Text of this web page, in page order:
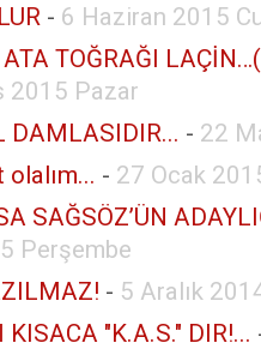
- 6 Haziran 2015
TOĞRAĞI
2015 Pazar
DAMLASIDIR... - 22
- 27 Ocak
SAĞSÖZ’ÜN
Perşembe
- 5 Aralık
"K.A.S." DIR!...